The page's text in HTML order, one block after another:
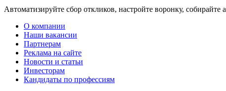
Автоматизируйте сбор откликов, настройте воронку, собирайте
О компании
Наши вакансии
Партнерам
Реклама на сайте
Новости и статьи
Инвесторам
Кандидаты по профессиям